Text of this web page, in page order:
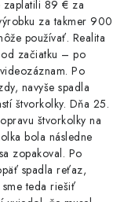
zaplatili 89 € za
za takmer 900
používať. Realita
začiatku – po
Po
navyše spadla
štvorkolky. Dňa 25.
štvorkolky na
bola následne
zopakoval. Po
spadla reťaz,
teda riešiť